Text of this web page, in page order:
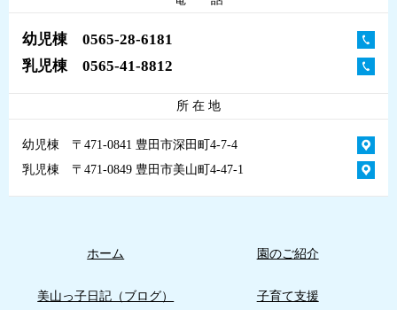
幼児棟 0565-28-6181
乳児棟 0565-41-8812
所 在 地
幼児棟 〒471-0841 豊田市深田町4-7-4
乳児棟 〒471-0849 豊田市美山町4-47-1
ホーム 園のご紹介
美山っ子日記（ブログ） 子育て支援